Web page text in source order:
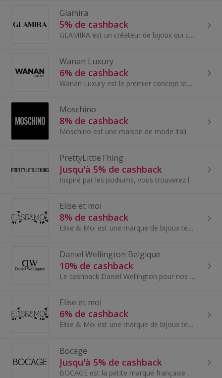
Glamira
5% de cashback
GLAMIRA est un créateur de bijoux qui cherche à fabriquer des modèles élaborés à la main procurant de la liberté et de la personnalisation.
Wanan Luxury
6% de cashback
Wanan Luxury est le premier concept store de luxe en ligne né de la volonté d'innover, de révolutionner et de redéfinir le sens du luxe.
Moschino
8% de cashback
Moschino est une maison de mode italienne de luxe, spécialisée dans les accessoires en cuir, chaussures, bagages et parfums. Moschino possède plusi...
PrettyLittleThing
Jusqu'à 5% de cashback
Inspiré par les podiums, vous trouverez les pièces des look tendances chez Pretty Little Thing.
Elise et moi
8% de cashback
Elise & Moi est une marque de bijoux tendance qui plait à un public féminin de 24 à 54 ans.
Daniel Wellington Belgique
10% de cashback
Le cashback Daniel Wellington pour nos membres en Belgique. Chez Daniel Wellington, il y a une montre pour chacun, grâce à une gamme complète de...
Elise et moi
6% de cashback
Elise & Moi est une marque de bijoux tendance qui plait à un public féminin de 24 à 54 ans.
Bocage
Jusqu'à 5% de cashback
BOCAGE est la petite marque française de chaussures pour homme et pour femme, de mode et de qualité. Bocage met toute son expertise de chausseur en...